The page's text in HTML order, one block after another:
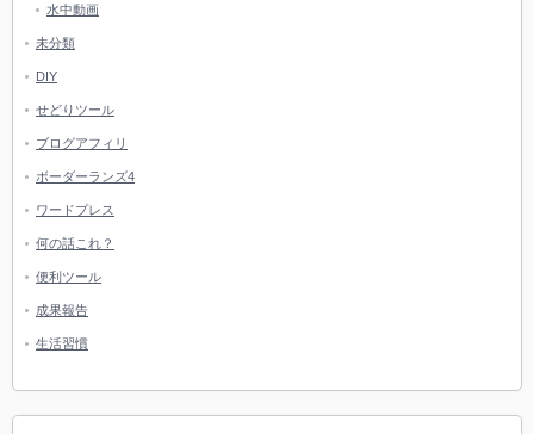
水中動画
未分類
DIY
せどりツール
ブログアフィリ
ボーダーランズ4
ワードプレス
何の話これ？
便利ツール
成果報告
生活習慣